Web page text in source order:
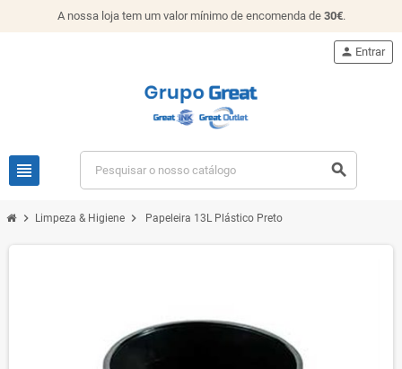
A nossa loja tem um valor mínimo de encomenda de 30€.
view_headline search
person Entrar
chevron_right Limpeza & Higiene chevron_right Papeleira 13L Plástico Preto